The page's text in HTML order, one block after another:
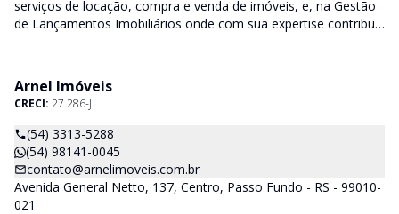
serviços de locação, compra e venda de imóveis, e, na Gestão
de Lançamentos Imobiliários onde com sua expertise contribui
responsabilidade do sucesso no lançamento das vendas.
Arnel Imóveis
CRECI: 27.286-J
(54) 3313-5288
(54) 98141-0045
contato@arnelimoveis.com.br
Avenida General Netto, 137, Centro, Passo Fundo - RS - 99010-
021